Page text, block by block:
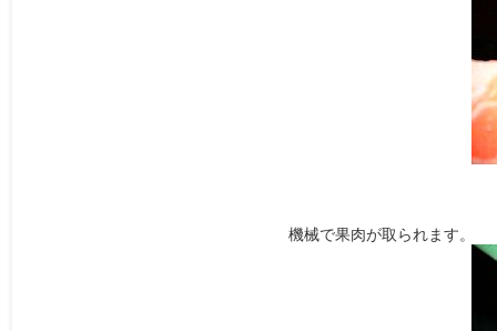
機械で果肉が取られます。